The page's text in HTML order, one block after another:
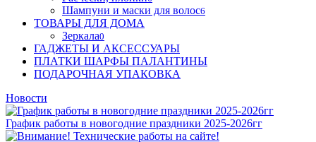
Шампуни и маски для волос6
ТОВАРЫ ДЛЯ ДОМА
Зеркала0
ГАДЖЕТЫ И АКСЕССУАРЫ
ПЛАТКИ ШАРФЫ ПАЛАНТИНЫ
ПОДАРОЧНАЯ УПАКОВКА
Новости
График работы в новогодние праздники 2025-2026гг